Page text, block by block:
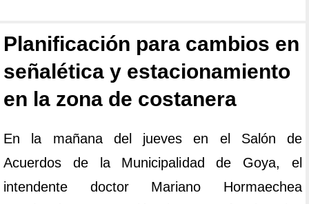
Planificación para cambios en
señalética y estacionamiento
en la zona de costanera
En la mañana del jueves en el Salón de
Acuerdos de la Municipalidad de Goya, el
intendente doctor Mariano Hormaechea